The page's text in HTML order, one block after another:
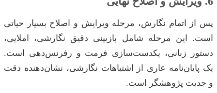
پس از اتمام نگارش، مرحله ویرایش و اصلاح بسیار حیاتی
است. این مرحله شامل بازبینی دقیق نگارشی، املایی،
دستور زبانی، یکدست‌سازی فرمت و رفرنس‌دهی است.
یک پایان‌نامه عاری از اشتباهات نگارشی، نشان‌دهنده دقت
و جدیت پژوهشگر است.